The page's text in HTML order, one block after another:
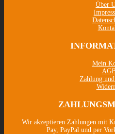
Über
Mein
Zahlung und
Wir akzeptieren Zahlungen mit
Pay, PayPal und per